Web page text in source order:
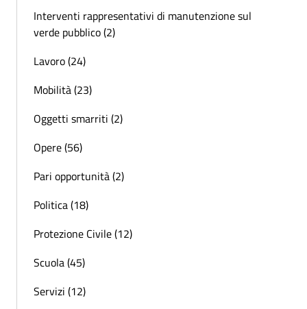
Interventi rappresentativi di manutenzione sul
verde pubblico (2)
Lavoro (24)
Mobilità (23)
Oggetti smarriti (2)
Opere (56)
Pari opportunità (2)
Politica (18)
Protezione Civile (12)
Scuola (45)
Servizi (12)